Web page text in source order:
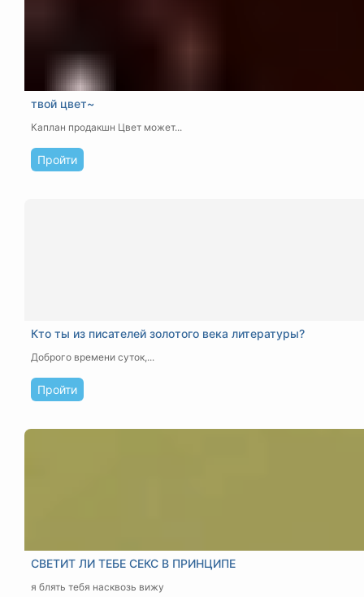
твой цвет~
Каплан продакшн Цвет может...
Пройти
Кто ты из писателей золотого века литературы?
Доброго времени суток,...
Пройти
СВЕТИТ ЛИ ТЕБЕ СЕКС В ПРИНЦИПЕ
я блять тебя насквозь вижу